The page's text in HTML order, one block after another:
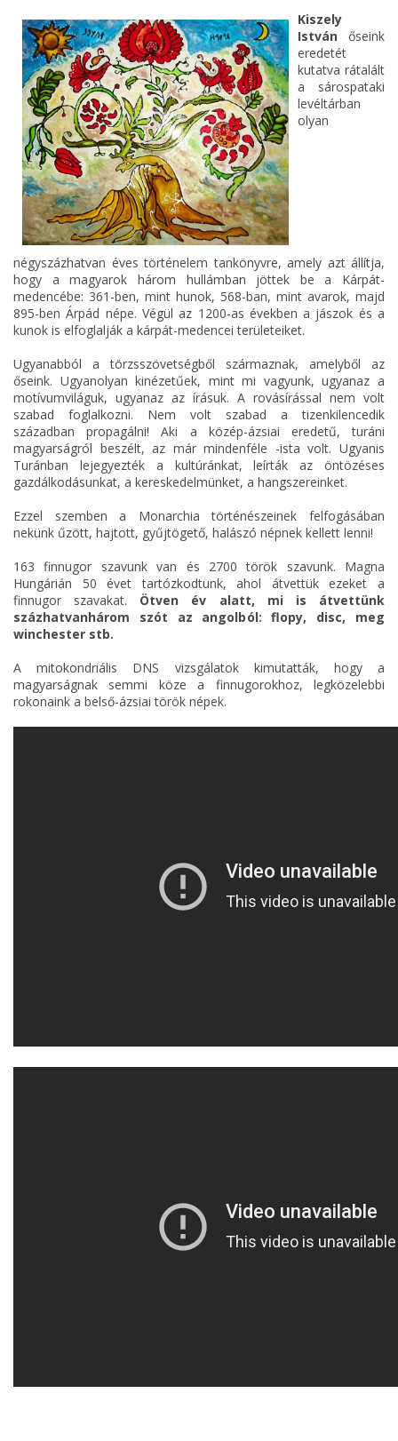
Kiszely
István őseink
eredetét
kutatva rátalált
a sárospataki
levéltárban
olyan
négyszázhatvan éves történelem tankönyvre, amely azt állítja,
hogy a magyarok három hullámban jöttek be a Kárpát-
medencébe: 361-ben, mint hunok, 568-ban, mint avarok, majd
895-ben Árpád népe. Végül az 1200-as években a jászok és a
kunok is elfoglalják a kárpát-medencei területeiket.
Ugyanabból a törzsszövetségből származnak, amelyből az
őseink. Ugyanolyan kinézetűek, mint mi vagyunk, ugyanaz a
motívumviláguk, ugyanaz az írásuk. A rovásírással nem volt
szabad foglalkozni. Nem volt szabad a tizenkilencedik
században propagálni! Aki a közép-ázsiai eredetű, turáni
magyarságról beszélt, az már mindenféle -ista volt. Ugyanis
Turánban lejegyezték a kultúránkat, leírták az öntözéses
gazdálkodásunkat, a kereskedelmünket, a hangszereinket.
Ezzel szemben a Monarchia történészeinek felfogásában
nekünk űzött, hajtott, gyűjtögető, halászó népnek kellett lenni!
163 finnugor szavunk van és 2700 török szavunk. Magna
Hungárián 50 évet tartózkodtunk, ahol átvettük ezeket a
finnugor szavakat. Ötven év alatt, mi is átvettünk
százhatvanhárom szót az angolból: flopy, disc, meg
winchester stb.
A mitokondriális DNS vizsgálatok kimutatták, hogy a
magyarságnak semmi köze a finnugorokhoz, legközelebbi
rokonaink a belső-ázsiai török népek.